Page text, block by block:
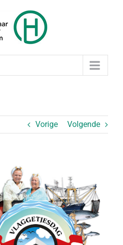
Vorige Volgende